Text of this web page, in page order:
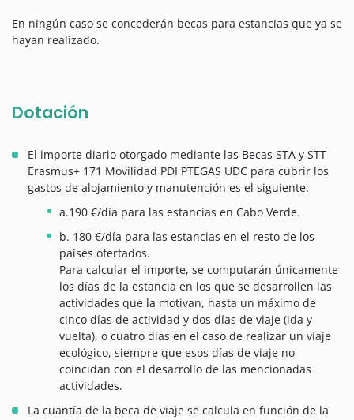
En ningún caso se concederán becas para estancias que ya se
hayan realizado.
Dotación
El importe diario otorgado mediante las Becas STA y STT
Erasmus+ 171 Movilidad PDI PTEGAS UDC para cubrir los
gastos de alojamiento y manutención es el siguiente:
a.190 €/día para las estancias en Cabo Verde.
b. 180 €/día para las estancias en el resto de los
países ofertados.
Para calcular el importe, se computarán únicamente
los días de la estancia en los que se desarrollen las
actividades que la motivan, hasta un máximo de
cinco días de actividad y dos días de viaje (ida y
vuelta), o cuatro días en el caso de realizar un viaje
ecológico, siempre que esos días de viaje no
coincidan con el desarrollo de las mencionadas
actividades.
La cuantía de la beca de viaje se calcula en función de la